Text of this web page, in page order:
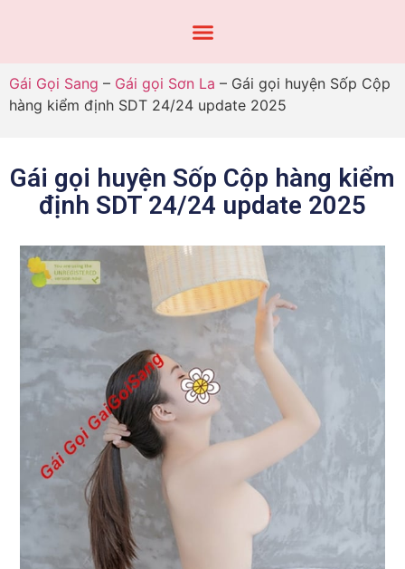
Gái Gọi Sang – Gái gọi Sơn La – Gái gọi huyện Sốp Cộp
hàng kiểm định SDT 24/24 update 2025
Gái gọi huyện Sốp Cộp hàng kiểm
định SDT 24/24 update 2025